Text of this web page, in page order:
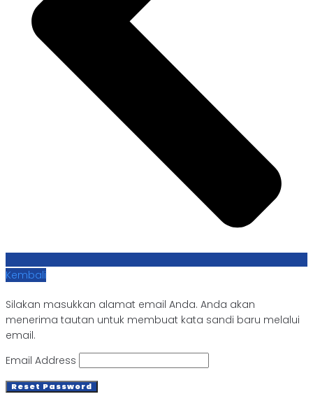
Kembali
Silakan masukkan alamat email Anda. Anda akan
menerima tautan untuk membuat kata sandi baru melalui
email.
Email Address
Reset Password